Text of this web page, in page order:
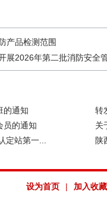
产品检测范围
展2026年第二批消防安全
的通知
转
员的通知
关
定站第一...
陕
设为首页 | 加入收藏